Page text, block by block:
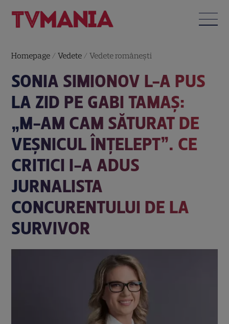
Homepage /Vedete /Vedete româneşti
SONIA SIMIONOV L-A PUS
LA ZID PE GABI TAMAȘ:
„M-AM CAM SĂTURAT DE
VEȘNICUL ÎNȚELEPT”. CE
CRITICI I-A ADUS
JURNALISTA
CONCURENTULUI DE LA
SURVIVOR